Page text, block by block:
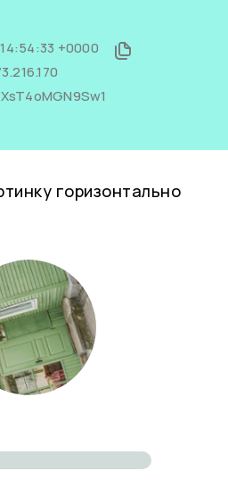
+0000
XsT4oMGN9Sw1
горизонтально